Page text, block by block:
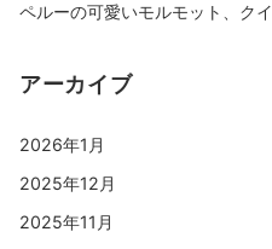
ペルーの可愛いモルモット、クイ
アーカイブ
2026年1月
2025年12月
2025年11月